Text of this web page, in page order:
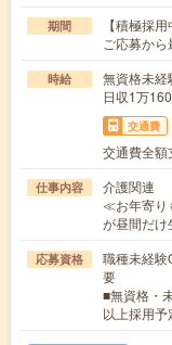
期間
【積極採
ご応募か
時給
無資格未
日収1万
交通費
交通費全額
仕事内容
介護関連
≪お年寄り
が昼間だ
応募資格
職種未経験
要
■無資格・
以上採用